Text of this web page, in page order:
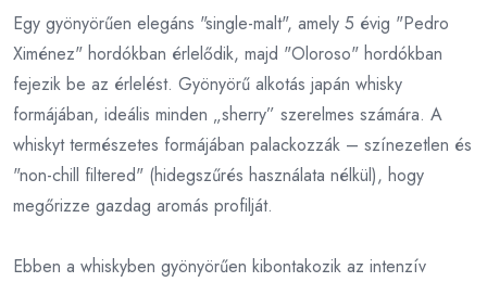
Egy gyönyörűen elegáns "single-malt", amely 5 évig "Pedro
Ximénez" hordókban érlelődik, majd "Oloroso" hordókban
fejezik be az érlelést. Gyönyörű alkotás japán whisky
formájában, ideális minden „sherry” szerelmes számára. A
whiskyt természetes formájában palackozzák – színezetlen és
"non-chill filtered" (hidegszűrés használata nélkül), hogy
megőrizze gazdag aromás profilját.
Ebben a whiskyben gyönyörűen kibontakozik az intenzív